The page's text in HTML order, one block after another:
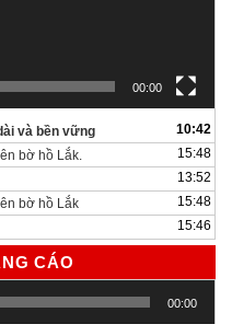
00:00
và bền vững 10:42
bờ hồ Lắk. 15:48
13:52
bờ hồ Lắk 15:48
15:46
CÁO
00:00